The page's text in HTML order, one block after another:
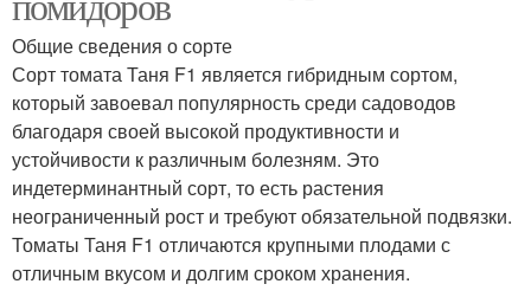
Общие сведения о сорте
Сорт томата Таня F1 является гибридным сортом,
который завоевал популярность среди садоводов
благодаря своей высокой продуктивности и
устойчивости к различным болезням. Это
индетерминантный сорт, то есть растения
неограниченный рост и требуют обязательной подвязки.
Томаты Таня F1 отличаются крупными плодами с
отличным вкусом и долгим сроком хранения.